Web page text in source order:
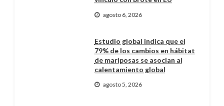
agosto 6, 2026
Estudio global indica que el
79% de los cambios en hábitat
de mariposas se asocian al
calentamiento global
agosto 5, 2026